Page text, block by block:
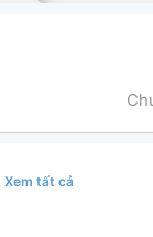
Xem tất cả